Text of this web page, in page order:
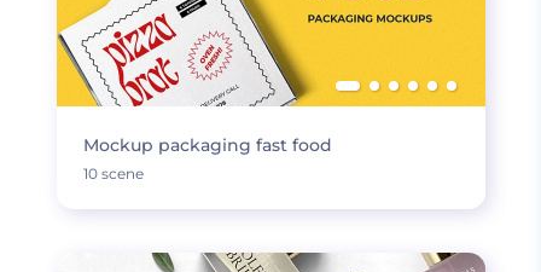
Mockup packaging fast food
10 scene